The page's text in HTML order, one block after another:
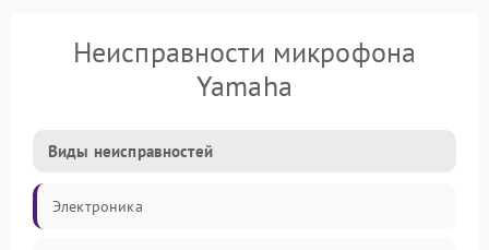
Неисправности микрофона
Yamaha
Виды неисправностей
Электроника